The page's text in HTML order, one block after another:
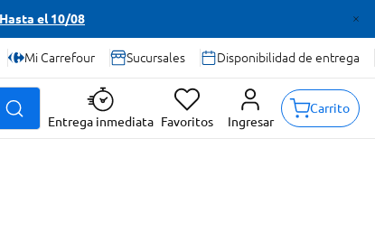
Hasta el 10/08
Mi Carrefour Sucursales Disponibilidad de entrega
Entrega inmediata Favoritos Ingresar
Carrito